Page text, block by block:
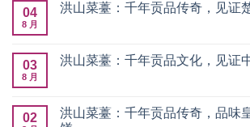
04
8 月
洪山菜薹：千年贡品传奇，见证
03
8 月
洪山菜薹：千年贡品文化，见证
02
洪山菜薹：千年贡品传奇，品味